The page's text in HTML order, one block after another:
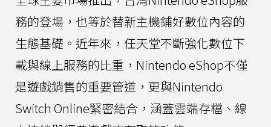
務的登場，也等於替新主機鋪好數位內容的
生態基礎。近年來，任天堂不斷強化數位下
載與線上服務的比重，Nintendo eShop不僅
是遊戲銷售的重要管道，更與Nintendo
Switch Online緊密結合，涵蓋雲端存檔、線